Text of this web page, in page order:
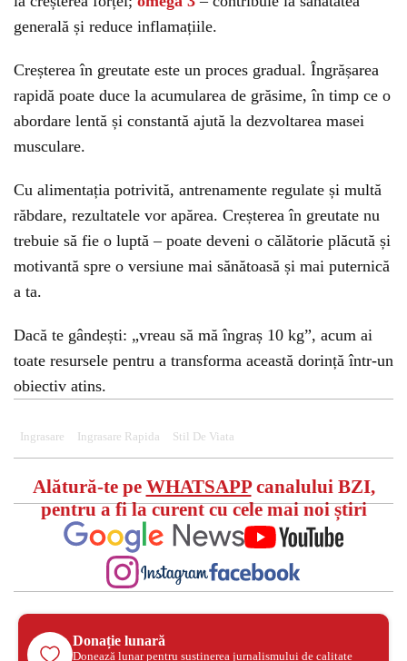
generală și reduce inflamațiile.
Creșterea în greutate este un proces gradual. Îngrășarea
rapidă poate duce la acumularea de grăsime, în timp ce o
abordare lentă și constantă ajută la dezvoltarea masei
musculare.
Cu alimentația potrivită, antrenamente regulate și multă
răbdare, rezultatele vor apărea. Creșterea în greutate nu
trebuie să fie o luptă – poate deveni o călătorie plăcută și
motivantă spre o versiune mai sănătoasă și mai puternică
a ta.
Dacă te gândești: „vreau să mă îngraș 10 kg”, acum ai
toate resursele pentru a transforma această dorință într-un
obiectiv atins.
Ingrasare Ingrasare Rapida Stil De Viata
Alătură-te pe WHATSAPPcanalului BZI,
pentru a fi la curent cu cele mai noi știri
Donație lunară
Donează lunar pentru susținerea jurnalismului de calitate